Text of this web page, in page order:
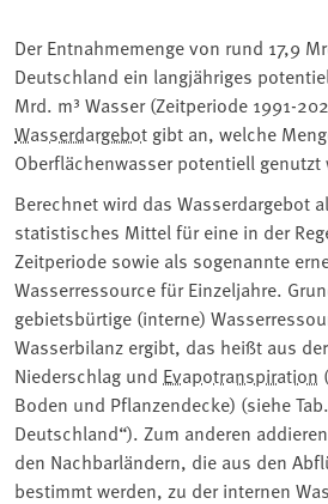
Der Entnahmemenge von rund 17,9
Deutschland ein langjähriges
Mrd. m³ Wasser (Zeitperiode 1991-
Wasserdargebot gibt an, welche
Oberflächenwasser potentiell genutzt
Berechnet wird das Wasserdargebot
statistisches Mittel für eine in der
Zeitperiode sowie als sogenannte
Wasserressource für Einzeljahre.
gebietsbürtige (interne)
Wasserbilanz ergibt, das heißt aus
Niederschlag und Evapotranspiration (
Boden und Pflanzendecke) (siehe
Deutschland“). Zum anderen
den Nachbarländern, die aus den
bestimmt werden, zu der internen